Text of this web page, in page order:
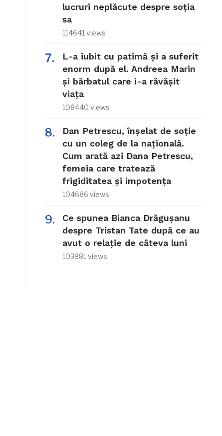
lucruri neplăcute despre soția
sa
114641 views
L-a iubit cu patimă și a suferit
enorm după el. Andreea Marin
și bărbatul care i-a răvășit
viața
108440 views
Dan Petrescu, înșelat de soție
cu un coleg de la națională.
Cum arată azi Dana Petrescu,
femeia care tratează
frigiditatea și impotența
104686 views
Ce spunea Bianca Drăgușanu
despre Tristan Tate după ce au
avut o relație de câteva luni
103881 views